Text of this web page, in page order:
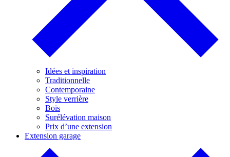
Idées et inspiration
Traditionnelle
Contemporaine
Style verrière
Bois
Surélévation maison
Prix d’une extension
Extension garage